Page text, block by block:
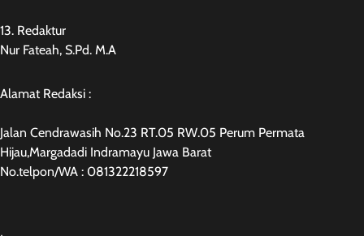
13. Redaktur
Nur Fateah, S.Pd. M.A
Alamat Redaksi :
Jalan Cendrawasih No.23 RT.05 RW.05 Perum Permata
Hijau,Margadadi Indramayu Jawa Barat
No.telpon/WA : 081322218597